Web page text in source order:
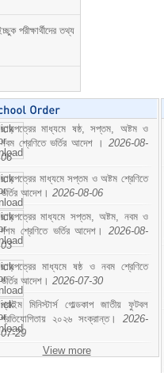
পরীক্ষার্থীদের তথ্য
ছাড়পত্রের মাধ্যমে ষষ্ঠ, সপ্তম, অষ্টম ও
নবম শ্রেণিতে ভর্তির আদেশ । 2026-08-
06
ছাড়পত্রের মাধ্যমে সপ্তম ও অষ্টম শ্রেণিতে
ভর্তির আদেশ। 2026-08-06
ছাড়পত্রের মাধ্যমে সপ্তম, অষ্টম, নবম ও
দশম শ্রেণিতে ভর্তির আদেশ। 2026-08-
03
ছাড়পত্রের মাধ্যমে ষষ্ঠ ও নবম শ্রেণিতে
ভর্তির আদেশ। 2026-07-30
প্রাইম মিনিস্টার্স গোল্ডকাপ জাতীয় ফুটবল
প্রতিযোগিতায় ২০২৬ সংক্রান্ত। 2026-
07-29
View more